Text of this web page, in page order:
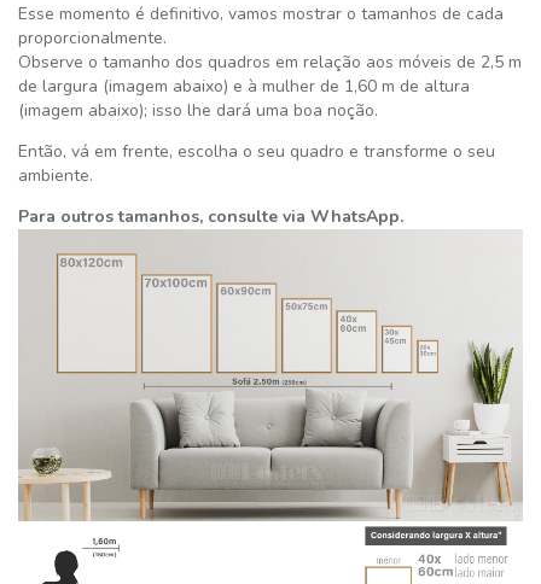
Esse momento é definitivo, vamos mostrar o tamanhos de cada
proporcionalmente.
Observe o tamanho dos quadros em relação aos móveis de 2,5 m
de largura (imagem abaixo) e à mulher de 1,60 m de altura
(imagem abaixo); isso lhe dará uma boa noção.
Então, vá em frente, escolha o seu quadro e transforme o seu
ambiente.
Para outros tamanhos, consulte via WhatsApp.